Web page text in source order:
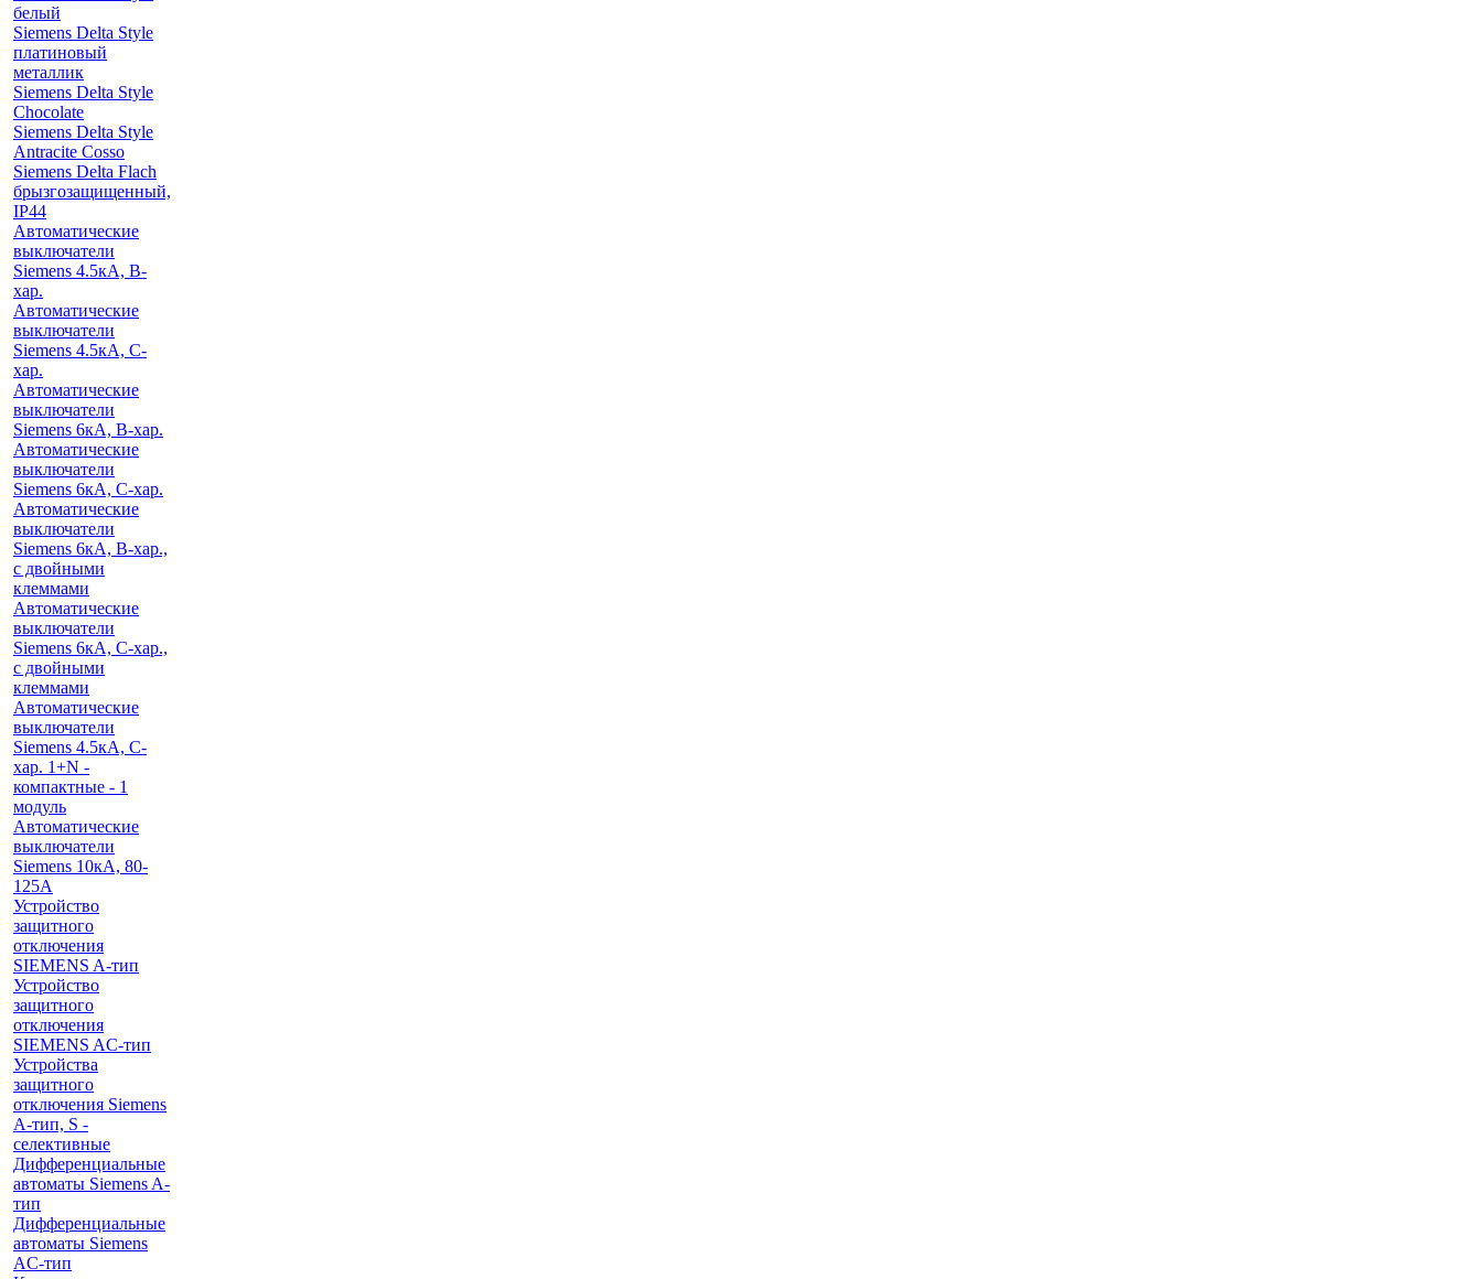
белый
Siemens Delta Style
платиновый
металлик
Siemens Delta Style
Chocolate
Siemens Delta Style
Antracite Cosso
Siemens Delta Flach
брызгозащищенный,
IP44
Автоматические
выключатели
Siemens 4.5кА, B-
хар.
Автоматические
выключатели
Siemens 4.5кА, C-
хар.
Автоматические
выключатели
Siemens 6кА, B-хар.
Автоматические
выключатели
Siemens 6кА, С-хар.
Автоматические
выключатели
Siemens 6кА, B-хар.,
с двойными
клеммами
Автоматические
выключатели
Siemens 6кА, C-хар.,
с двойными
клеммами
Автоматические
выключатели
Siemens 4.5кА, C-
хар. 1+N -
компактные - 1
модуль
Автоматические
выключатели
Siemens 10кА, 80-
125A
Устройство
защитного
отключения
SIEMENS A-тип
Устройство
защитного
отключения
SIEMENS AС-тип
Устройства
защитного
отключения Siemens
A-тип, S -
селективные
Дифференциальные
автоматы Siemens A-
тип
Дифференциальные
автоматы Siemens
AС-тип